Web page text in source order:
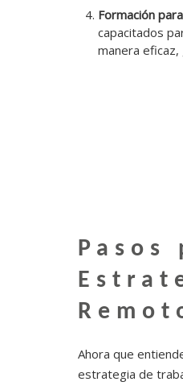
Formación
capacitados
manera
Pasos
Ahora que
estrategia de